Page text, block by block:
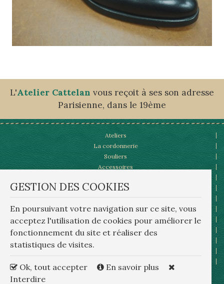
L'Atelier Cattelan vous reçoit à ses son adresse
Parisienne, dans le 19ème
Ateliers
La cordonnerie
Souliers
Accessoires
notre catalogue,la presse,les visites
Vidéos,à la TV
Contact
Mentions Légales
Politique de confidentialité
GESTION DES COOKIES
En poursuivant votre navigation sur ce site, vous
acceptez l'utilisation de cookies pour améliorer le
fonctionnement du site et réaliser des
statistiques de visites.
Ok, tout accepter
En savoir plus
Interdire